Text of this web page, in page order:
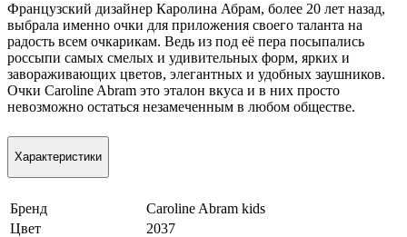
Французский дизайнер Каролина Абрам, более 20 лет назад,
выбрала именно очки для приложения своего таланта на
радость всем очкарикам. Ведь из под её пера посыпались
россыпи самых смелых и удивительных форм, ярких и
завораживающих цветов, элегантных и удобных заушников.
Очки Caroline Abram это эталон вкуса и в них просто
невозможно остаться незамеченным в любом обществе.
Характеристики
Бренд
Caroline Abram kids
Цвет
2037